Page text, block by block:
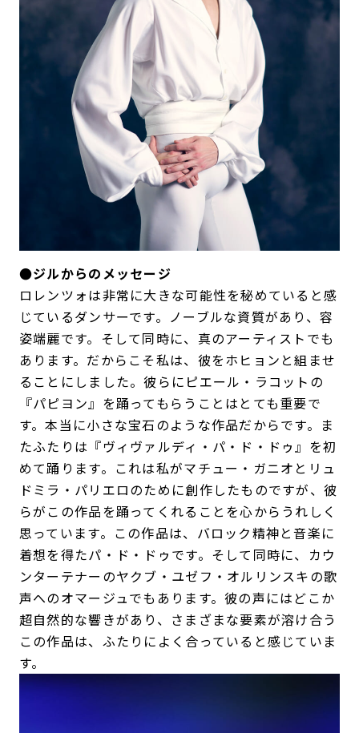
●ジルからのメッセージ
ロレンツォは非常に大きな可能性を秘めていると感
じているダンサーです。ノーブルな資質があり、容
姿端麗です。そして同時に、真のアーティストでも
あります。だからこそ私は、彼をホヒョンと組ませ
ることにしました。彼らにピエール・ラコットの
『パピヨン』を踊ってもらうことはとても重要で
す。本当に小さな宝石のような作品だからです。ま
たふたりは『ヴィヴァルディ・パ・ド・ドゥ』を初
めて踊ります。これは私がマチュー・ガニオとリュ
ドミラ・パリエロのために創作したものですが、彼
らがこの作品を踊ってくれることを心からうれしく
思っています。この作品は、バロック精神と音楽に
着想を得たパ・ド・ドゥです。そして同時に、カウ
ンターテナーのヤクブ・ユゼフ・オルリンスキの歌
声へのオマージュでもあります。彼の声にはどこか
超自然的な響きがあり、さまざまな要素が溶け合う
この作品は、ふたりによく合っていると感じていま
す。